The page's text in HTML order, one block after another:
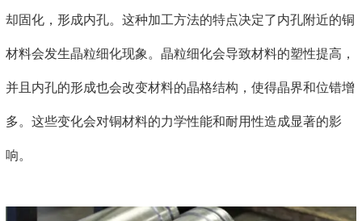
却固化，形成内孔。这种加工方法的特点决定了内孔附近的铜
材料会发生晶粒细化现象。晶粒细化会导致材料的塑性提高，
并且内孔的形成也会改变材料的晶格结构，使得晶界和位错增
多。这些变化会对铜材料的力学性能和耐用性造成显著的影
响。